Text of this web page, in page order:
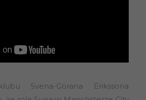
Svena-Görana Erikssona